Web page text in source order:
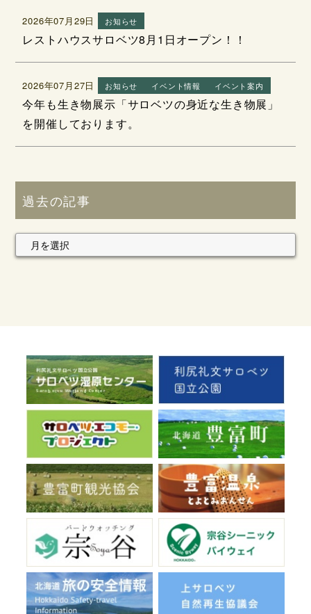
2026年07月29日 お知らせ
レストハウスサロベツ8月1日オープン！！
2026年07月27日 お知らせ イベント情報 イベント案内
今年も生き物展示「サロベツの身近な生き物展」
を開催しております。
過去の記事